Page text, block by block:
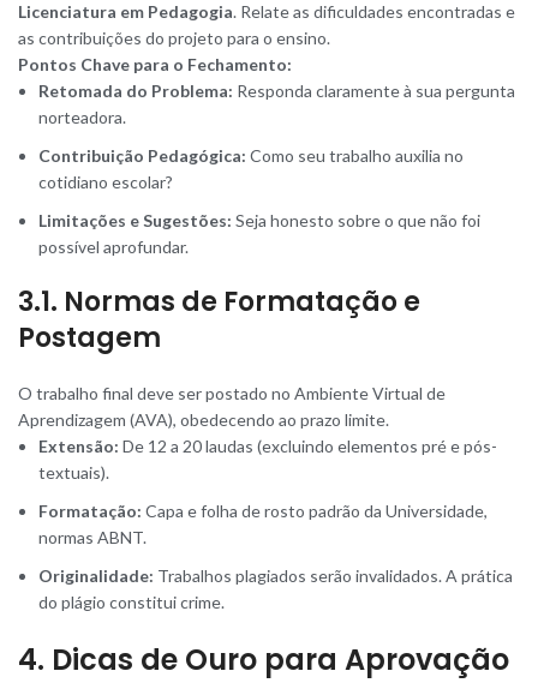
Licenciatura em Pedagogia. Relate as dificuldades encontradas e
as contribuições do projeto para o ensino.
Pontos Chave para o Fechamento:
Retomada do Problema: Responda claramente à sua pergunta
norteadora.
Contribuição Pedagógica: Como seu trabalho auxilia no
cotidiano escolar?
Limitações e Sugestões: Seja honesto sobre o que não foi
possível aprofundar.
3.1. Normas de Formatação e
Postagem
O trabalho final deve ser postado no Ambiente Virtual de
Aprendizagem (AVA), obedecendo ao prazo limite.
Extensão: De 12 a 20 laudas (excluindo elementos pré e pós-
textuais).
Formatação: Capa e folha de rosto padrão da Universidade,
normas ABNT.
Originalidade: Trabalhos plagiados serão invalidados. A prática
do plágio constitui crime.
4. Dicas de Ouro para Aprovação